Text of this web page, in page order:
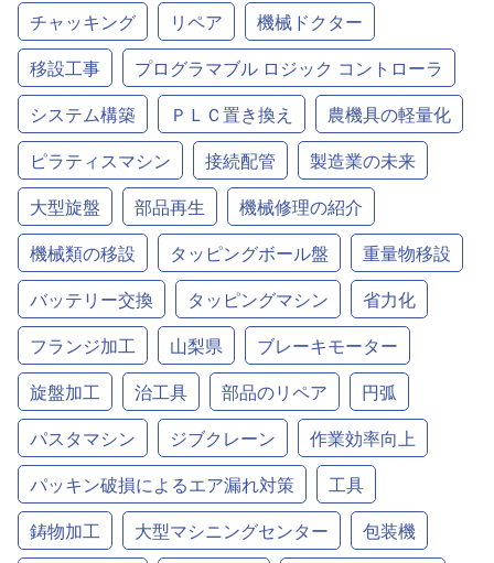
チャッキング リペア
機械ドクター
移設工事
プログラマブル ロジック コントローラ
システム構築
ＰＬＣ置き換え
農機具の軽量化
ピラティスマシン
接続配管
製造業の未来
大型旋盤
部品再生
機械修理の紹介
機械類の移設
タッピングボール盤
重量物移設
バッテリー交換
タッピングマシン
省力化
フランジ加工
山梨県
ブレーキモーター
旋盤加工
治工具 部品のリペア
円弧
パスタマシン
ジブクレーン
作業効率向上
パッキン破損によるエア漏れ対策
工具
鋳物加工
大型マシニングセンター
包装機